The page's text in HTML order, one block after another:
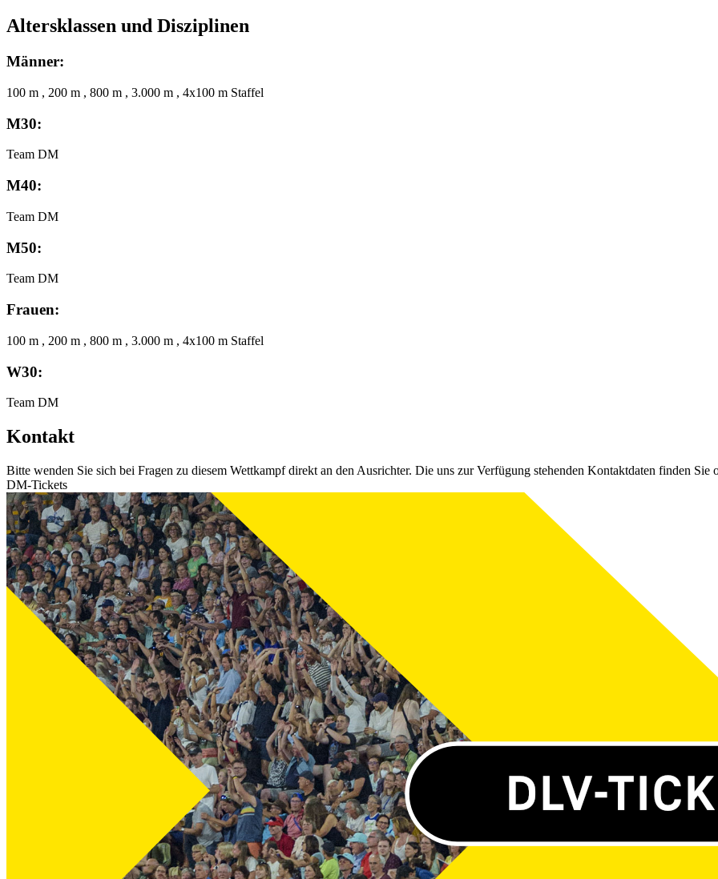
Altersklassen und Disziplinen
Männer:
100 m , 200 m , 800 m , 3.000 m , 4x100 m Staffel
M30:
Team DM
M40:
Team DM
M50:
Team DM
Frauen:
100 m , 200 m , 800 m , 3.000 m , 4x100 m Staffel
W30:
Team DM
Kontakt
Bitte wenden Sie sich bei Fragen zu diesem Wettkampf direkt an den Ausrichter. Die uns zur Verfügung stehenden Kontaktdaten finden Sie
DM-Tickets